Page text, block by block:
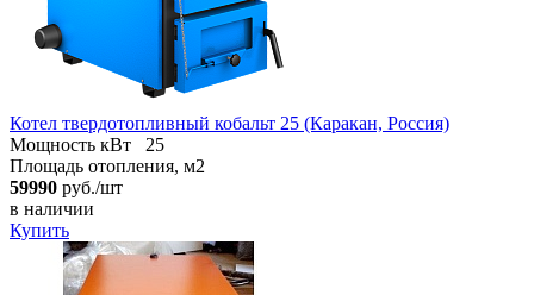
Котел твердотопливный кобальт 25 (Каракан, Россия)
Мощность кВт
25
Площадь отопления, м2
59990 руб./шт
в наличии
Купить